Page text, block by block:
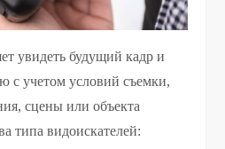
увидеть будущий кадр и
с учетом условий съемки,
сцены или объекта
типа видоискателей: